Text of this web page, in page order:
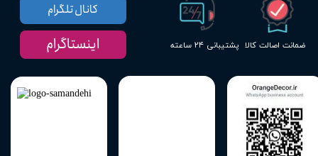
پشتیبانی ۲۴ ساعته ضمانت اصالت کالا
کانال تلگرام
اینستاگرام